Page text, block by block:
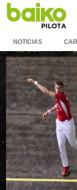
NOTICIAS